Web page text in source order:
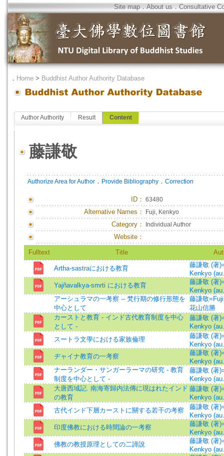
Site map．About us．Consultative
． Home > Buddhist Author Authority Database
Author Authority Result Content
藤謙敬
Authorize Area for Author ． Provide Bibliography ． Correction
ID ： 63480
Alternative Names： Fuji, Kenkyo
Category： Individual Author
Website：
Fulltext Title
Artha-sastraにおける教育
藤謙敬 (著
Kenkyo
Yajñavalkya-smrti における教育
藤謙敬 (著
Kenkyo
アーシュラマの一考察 -- 梵行期の修行形態を
中心として
藤謙敬
花山信勝
カーストと教育 - インド古代教育制度を中心
として -
藤謙敬 (著
Kenkyo
スートラ文學における家族倫理
藤謙敬 (著
Kenkyo
ヂャイナ教育の一考察
藤謙敬 (著
Kenkyo
ナーランダー・サンガーラーマの研究 - 教育
制度を中心として -
藤謙敬 (著
Kenkyo
大唐西域記. 南海寄歸内法傳に現はれたインド
の教育
藤謙敬 (著
Kenkyo
古代インド下層カーストに關する若干の考察
藤謙敬 (著
Kenkyo
印度佛教における時間論の一考察
藤謙敬 (著
Kenkyo
佛教の教授原理としての二諦說
藤謙敬 (著
Kenkyo